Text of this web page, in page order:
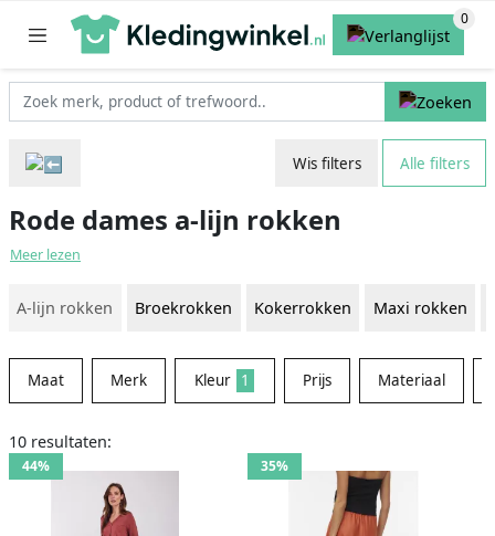
Wis filters Alle filters
Rode dames a-lijn rokken
Meer lezen
A-lijn rokken Broekrokken Kokerrokken Maxi rokken
Maat Merk Kleur 1 Prijs Materiaal
10 resultaten:
44% 35%